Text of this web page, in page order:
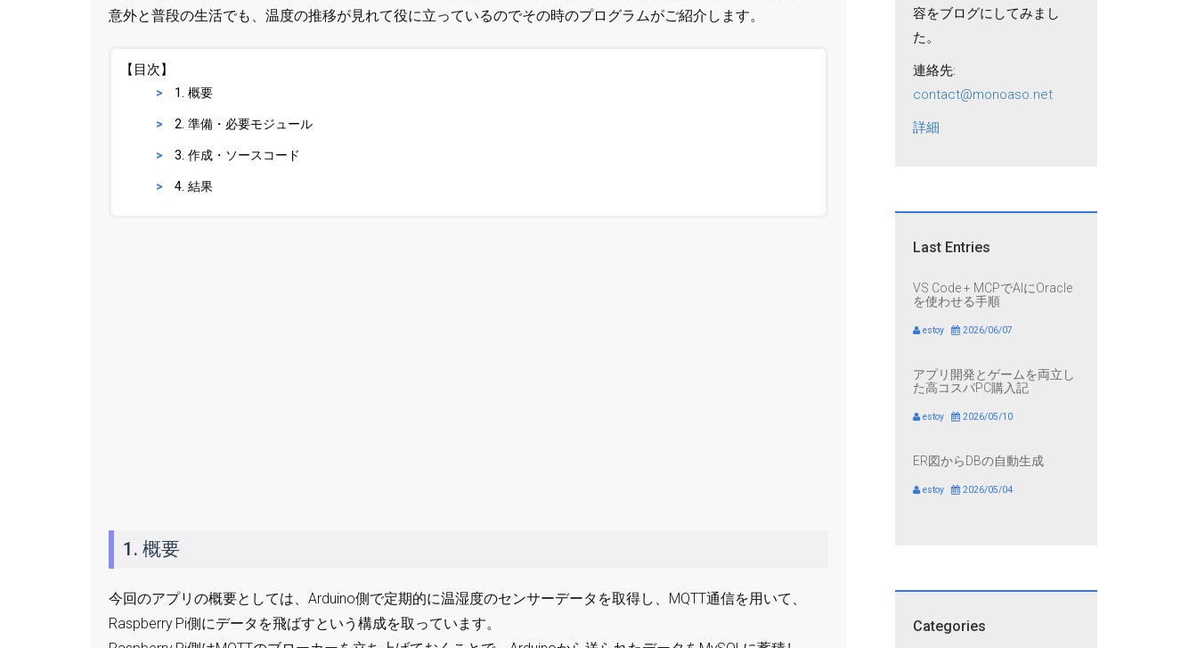
意外と普段の生活でも、温度の推移が見れて役に立っているのでその時のプログラムがご紹介します。
【目次】
1. 概要
2. 準備・必要モジュール
3. 作成・ソースコード
4. 結果
1. 概要
今回のアプリの概要としては、Arduino側で定期的に温湿度のセンサーデータを取得し、MQTT通信を用いて、
Raspberry Pi側にデータを飛ばすという構成を取っています。
容をブログにしてみまし
た。
連絡先:
contact@monoaso.net
詳細
Last Entries
VS Code + MCPでAIにOracle
を使わせる手順
estoy 2026/06/07
アプリ開発とゲームを両立し
た高コスパPC購入記
estoy 2026/05/10
ER図からDBの自動生成
estoy 2026/05/04
Categories